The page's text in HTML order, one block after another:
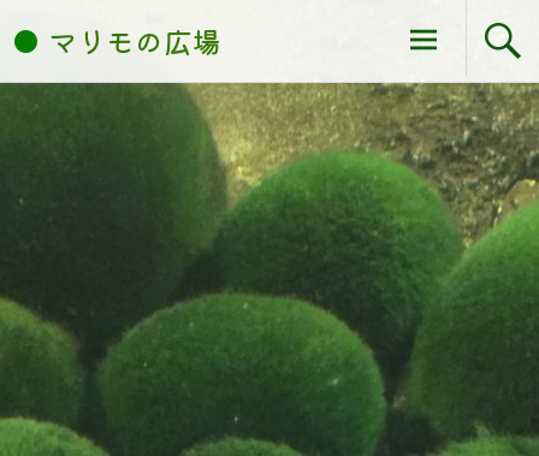
ン
マリモの広場